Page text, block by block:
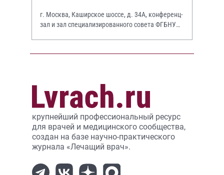
г. Москва, Каширское шоссе, д. 34А, конференц-
зал и зал специализированного совета ФГБНУ
крупнейший профессиональный ресурс
для врачей и медицинского сообщества,
создан на базе научно-практического
журнала «Лечащий врач».